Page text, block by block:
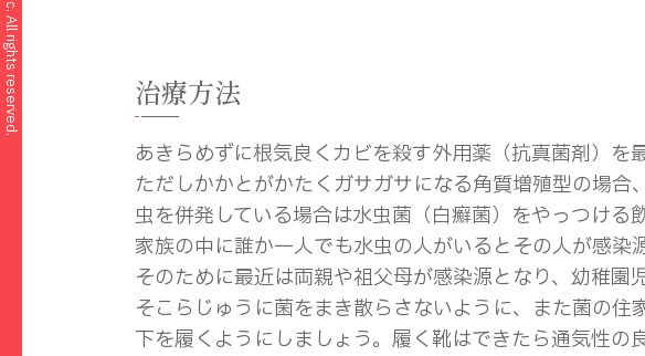
治療方法
あきらめずに根気良くカビを殺す外用薬（抗真菌剤）を
ただしかかとがかたくガサガサになる角質増殖型の場
虫を併発している場合は水虫菌（白癬菌）をやっつける
家族の中に誰か一人でも水虫の人がいるとその人が感染
そのために最近は両親や祖父母が感染源となり、幼稚園
そこらじゅうに菌をまき散らさないように、また菌の
下を履くようにしましょう。履く靴はできたら通気性の